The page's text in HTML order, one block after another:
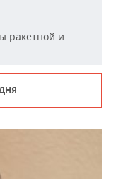
ракетной и